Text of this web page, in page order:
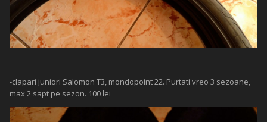
-clapari juniori Salomon T3, mondopoint 22. Purtati vreo 3 sezoane,
max 2 sapt pe sezon. 100 lei